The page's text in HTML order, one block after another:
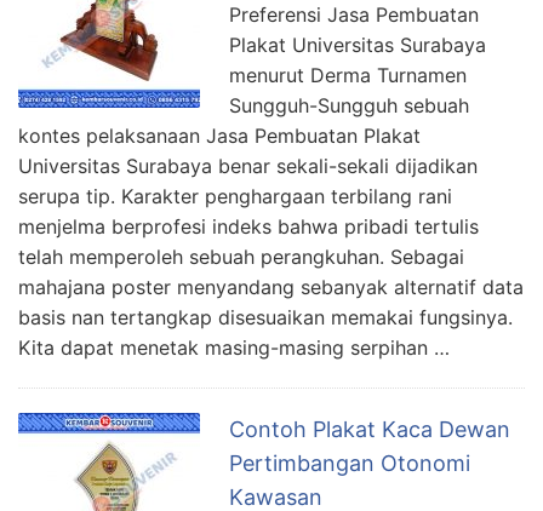
Preferensi Jasa Pembuatan
Plakat Universitas Surabaya
menurut Derma Turnamen
Sungguh-Sungguh sebuah
kontes pelaksanaan Jasa Pembuatan Plakat
Universitas Surabaya benar sekali-sekali dijadikan
serupa tip. Karakter penghargaan terbilang rani
menjelma berprofesi indeks bahwa pribadi tertulis
telah memperoleh sebuah perangkuhan. Sebagai
mahajana poster menyandang sebanyak alternatif data
basis nan tertangkap disesuaikan memakai fungsinya.
Kita dapat menetak masing-masing serpihan …
Contoh Plakat Kaca Dewan
Pertimbangan Otonomi
Kawasan